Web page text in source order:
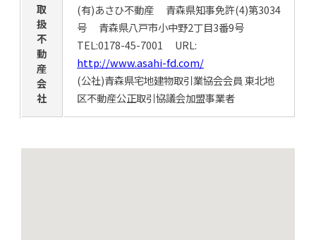
取
扱
不
動
産
会
社
(有)あさひ不動産 青森県知事免許(4)第3034
号 青森県八戸市小中野2丁目3番9号
TEL:0178-45-7001 URL:
http://www.asahi-fd.com/
(公社)青森県宅地建物取引業協会会員 東北地
区不動産公正取引協議会加盟事業者